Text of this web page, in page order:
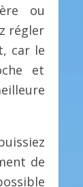
ou
régler
car le
et
de